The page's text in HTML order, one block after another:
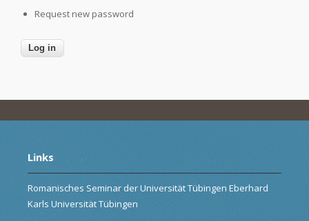
Request new password
Links
Romanisches Seminar der Universität Tübingen Eberhard
Karls Universität Tübingen